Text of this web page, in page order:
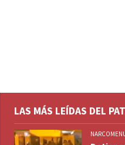
LAS MÁS LEÍDAS DEL